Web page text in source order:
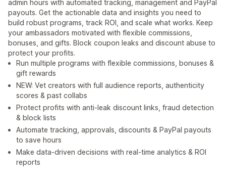
admin hours with automated tracking, management and PayPal
payouts. Get the actionable data and insights you need to
build robust programs, track ROI, and scale what works. Keep
your ambassadors motivated with flexible commissions,
bonuses, and gifts. Block coupon leaks and discount abuse to
protect your profits.
Run multiple programs with flexible commissions, bonuses &
gift rewards
NEW: Vet creators with full audience reports, authenticity
scores & past collabs
Protect profits with anti-leak discount links, fraud detection
& block lists
Automate tracking, approvals, discounts & PayPal payouts
to save hours
Make data-driven decisions with real-time analytics & ROI
reports